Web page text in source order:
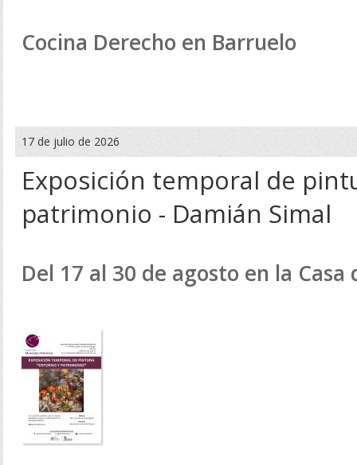
Cocina Derecho en Barruelo
17 de julio de 2026
Exposición temporal de
patrimonio - Damián Simal
Del 17 al 30 de agosto en la